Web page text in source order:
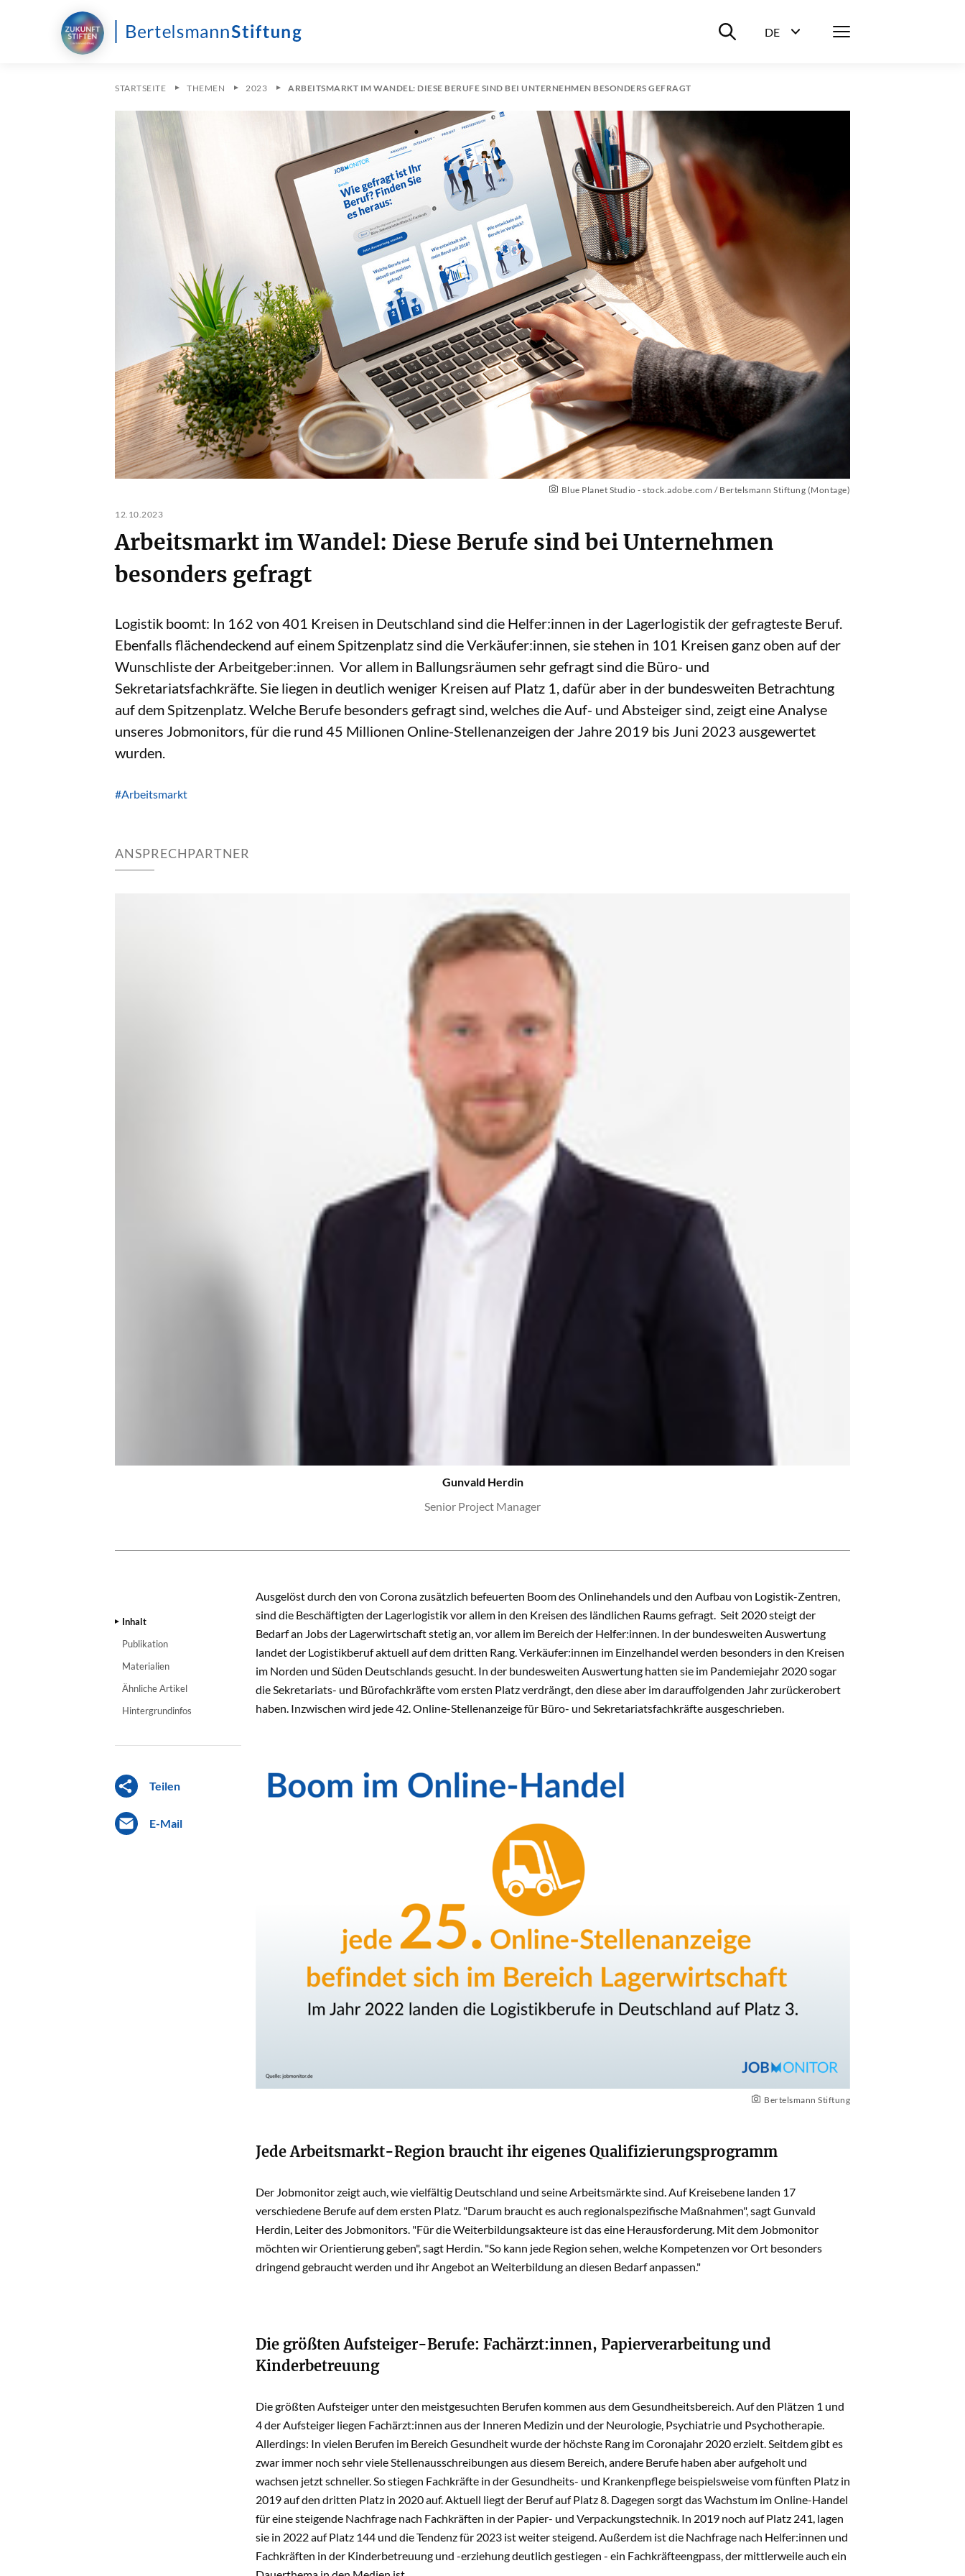
Suche ein-/ausblenden
DE
Menü
STARTSEITE THEMEN 2023 ARBEITSMARKT IM WANDEL: DIESE BERUFE SIND BEI UNTERNEHMEN BESONDERS GEFRAGT
Blue Planet Studio - stock.adobe.com / Bertelsmann Stiftung (Montage)
12.10.2023
Arbeitsmarkt im Wandel: Diese Berufe sind bei Unternehmen
besonders gefragt
Logistik boomt: In 162 von 401 Kreisen in Deutschland sind die Helfer:innen in der Lagerlogistik der gefragteste Beruf.
Ebenfalls flächendeckend auf einem Spitzenplatz sind die Verkäufer:innen, sie stehen in 101 Kreisen ganz oben auf der
Wunschliste der Arbeitgeber:innen. Vor allem in Ballungsräumen sehr gefragt sind die Büro- und
Sekretariatsfachkräfte. Sie liegen in deutlich weniger Kreisen auf Platz 1, dafür aber in der bundesweiten Betrachtung
auf dem Spitzenplatz. Welche Berufe besonders gefragt sind, welches die Auf- und Absteiger sind, zeigt eine Analyse
unseres Jobmonitors, für die rund 45 Millionen Online-Stellenanzeigen der Jahre 2019 bis Juni 2023 ausgewertet
wurden.
#Arbeitsmarkt
ANSPRECHPARTNER
Gunvald Herdin
Senior Project Manager
Inhalt
Publikation
Materialien
Ähnliche Artikel
Hintergrundinfos
Teilen
E-Mail
INHALT
Ausgelöst durch den von Corona zusätzlich befeuerten Boom des Onlinehandels und den Aufbau von Logistik-Zentren,
sind die Beschäftigten der Lagerlogistik vor allem in den Kreisen des ländlichen Raums gefragt. Seit 2020 steigt der
Bedarf an Jobs der Lagerwirtschaft stetig an, vor allem im Bereich der Helfer:innen. In der bundesweiten Auswertung
landet der Logistikberuf aktuell auf dem dritten Rang. Verkäufer:innen im Einzelhandel werden besonders in den Kreisen
im Norden und Süden Deutschlands gesucht. In der bundesweiten Auswertung hatten sie im Pandemiejahr 2020 sogar
die Sekretariats- und Bürofachkräfte vom ersten Platz verdrängt, den diese aber im darauffolgenden Jahr zurückerobert
haben. Inzwischen wird jede 42. Online-Stellenanzeige für Büro- und Sekretariatsfachkräfte ausgeschrieben.
Bertelsmann Stiftung
Jede Arbeitsmarkt-Region braucht ihr eigenes Qualifizierungsprogramm
Der Jobmonitor zeigt auch, wie vielfältig Deutschland und seine Arbeitsmärkte sind. Auf Kreisebene landen 17
verschiedene Berufe auf dem ersten Platz. "Darum braucht es auch regionalspezifische Maßnahmen", sagt Gunvald
Herdin, Leiter des Jobmonitors. "Für die Weiterbildungsakteure ist das eine Herausforderung. Mit dem Jobmonitor
möchten wir Orientierung geben", sagt Herdin. "So kann jede Region sehen, welche Kompetenzen vor Ort besonders
dringend gebraucht werden und ihr Angebot an Weiterbildung an diesen Bedarf anpassen."
Die größten Aufsteiger-Berufe: Fachärzt:innen, Papierverarbeitung und
Kinderbetreuung
Die größten Aufsteiger unter den meistgesuchten Berufen kommen aus dem Gesundheitsbereich. Auf den Plätzen 1 und
4 der Aufsteiger liegen Fachärzt:innen aus der Inneren Medizin und der Neurologie, Psychiatrie und Psychotherapie.
Allerdings: In vielen Berufen im Bereich Gesundheit wurde der höchste Rang im Coronajahr 2020 erzielt. Seitdem gibt es
zwar immer noch sehr viele Stellenausschreibungen aus diesem Bereich, andere Berufe haben aber aufgeholt und
wachsen jetzt schneller. So stiegen Fachkräfte in der Gesundheits- und Krankenpflege beispielsweise vom fünften Platz in
2019 auf den dritten Platz in 2020 auf. Aktuell liegt der Beruf auf Platz 8. Dagegen sorgt das Wachstum im Online-Handel
für eine steigende Nachfrage nach Fachkräften in der Papier- und Verpackungstechnik. In 2019 noch auf Platz 241, lagen
sie in 2022 auf Platz 144 und die Tendenz für 2023 ist weiter steigend. Außerdem ist die Nachfrage nach Helfer:innen und
Fachkräften in der Kinderbetreuung und -erziehung deutlich gestiegen - ein Fachkräfteengpass, der mittlerweile auch ein